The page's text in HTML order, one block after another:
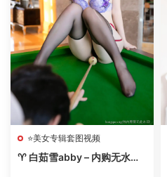
⭐美女专辑套图视频
♈ 白茹雪abby – 内购无水印